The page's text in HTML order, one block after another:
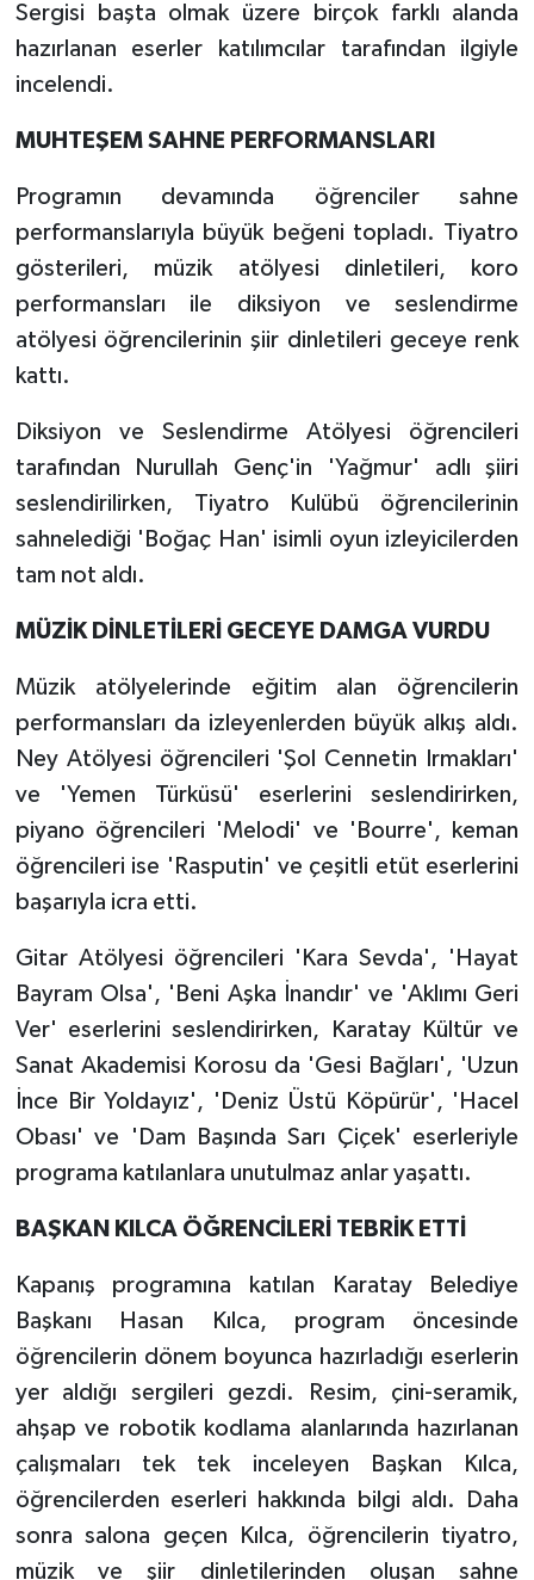
Sergisi başta olmak üzere birçok farklı alanda
hazırlanan eserler katılımcılar tarafından ilgiyle
incelendi.
MUHTEŞEM SAHNE PERFORMANSLARI
Programın devamında öğrenciler sahne
performanslarıyla büyük beğeni topladı. Tiyatro
gösterileri, müzik atölyesi dinletileri, koro
performansları ile diksiyon ve seslendirme
atölyesi öğrencilerinin şiir dinletileri geceye renk
kattı.
Diksiyon ve Seslendirme Atölyesi öğrencileri
tarafından Nurullah Genç'in 'Yağmur' adlı şiiri
seslendirilirken, Tiyatro Kulübü öğrencilerinin
sahnelediği 'Boğaç Han' isimli oyun izleyicilerden
tam not aldı.
MÜZİK DİNLETİLERİ GECEYE DAMGA VURDU
Müzik atölyelerinde eğitim alan öğrencilerin
performansları da izleyenlerden büyük alkış aldı.
Ney Atölyesi öğrencileri 'Şol Cennetin Irmakları'
ve 'Yemen Türküsü' eserlerini seslendirirken,
piyano öğrencileri 'Melodi' ve 'Bourre', keman
öğrencileri ise 'Rasputin' ve çeşitli etüt eserlerini
başarıyla icra etti.
Gitar Atölyesi öğrencileri 'Kara Sevda', 'Hayat
Bayram Olsa', 'Beni Aşka İnandır' ve 'Aklımı Geri
Ver' eserlerini seslendirirken, Karatay Kültür ve
Sanat Akademisi Korosu da 'Gesi Bağları', 'Uzun
İnce Bir Yoldayız', 'Deniz Üstü Köpürür', 'Hacel
Obası' ve 'Dam Başında Sarı Çiçek' eserleriyle
programa katılanlara unutulmaz anlar yaşattı.
BAŞKAN KILCA ÖĞRENCİLERİ TEBRİK ETTİ
Kapanış programına katılan Karatay Belediye
Başkanı Hasan Kılca, program öncesinde
öğrencilerin dönem boyunca hazırladığı eserlerin
yer aldığı sergileri gezdi. Resim, çini-seramik,
ahşap ve robotik kodlama alanlarında hazırlanan
çalışmaları tek tek inceleyen Başkan Kılca,
öğrencilerden eserleri hakkında bilgi aldı. Daha
sonra salona geçen Kılca, öğrencilerin tiyatro,
müzik ve şiir dinletilerinden oluşan sahne